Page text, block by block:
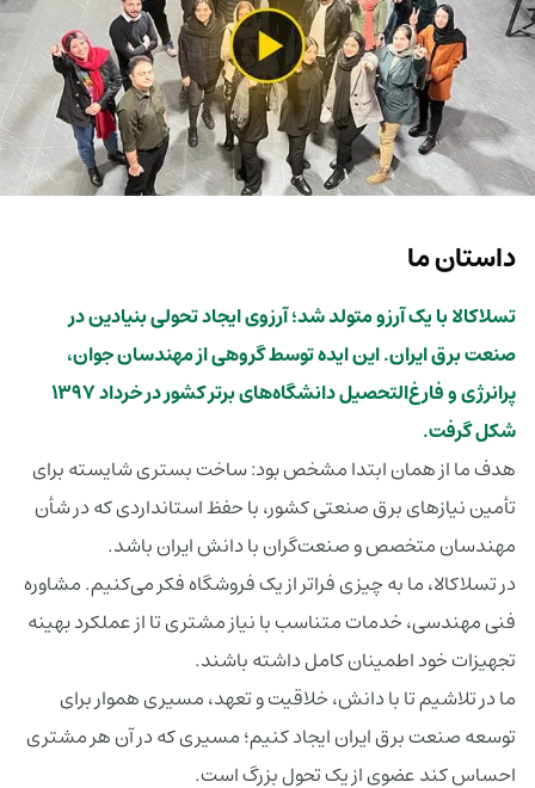
داستان ما
تسلاکالا با یک آرزو متولد شد؛ آرزوی ایجاد تحولی بنیادین در
صنعت برق ایران. این ایده توسط گروهی از مهندسان جوان،
پرانرژی و فارغ‌التحصیل دانشگاه‌های برتر کشور در خرداد 1397
شکل گرفت.
هدف ما از همان ابتدا مشخص بود: ساخت بستری شایسته برای
تأمین نیازهای برق صنعتی کشور، با حفظ استانداردی که در شأن
مهندسان متخصص و صنعت‌گران با دانش ایران باشد.
در تسلاکالا، ما به چیزی فراتر از یک فروشگاه فکر می‌کنیم. مشاوره
فنی مهندسی، خدمات متناسب با نیاز مشتری تا از عملکرد بهینه
تجهیزات خود اطمینان کامل داشته باشند.
ما در تلاشیم تا با دانش، خلاقیت و تعهد، مسیری هموار برای
توسعه صنعت برق ایران ایجاد کنیم؛ مسیری که در آن هر مشتری
احساس کند عضوی از یک تحول بزرگ است.